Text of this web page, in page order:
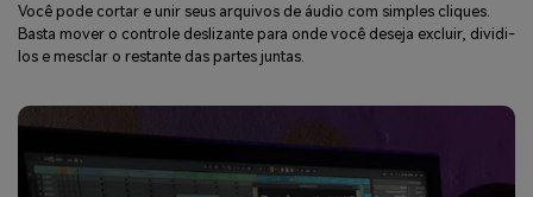
Você pode cortar e unir seus arquivos de áudio com simples cliques.
Basta mover o controle deslizante para onde você deseja excluir, dividi-
los e mesclar o restante das partes juntas.